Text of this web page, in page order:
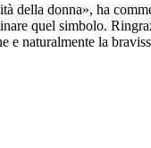
della donna», ha
quel simbolo.
naturalmente la